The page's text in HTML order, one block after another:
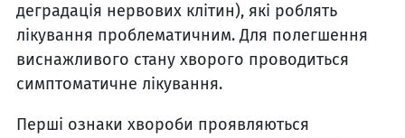
деградація нервових клітин), які роблять
лікування проблематичним. Для полегшення
виснажливого стану хворого проводиться
симптоматичне лікування.
Перші ознаки хвороби проявляються